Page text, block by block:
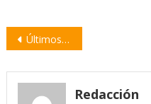
Navegación
entradas
Últimos días del crédito Nido: hay más de 30 mil inscriptos
Redacción